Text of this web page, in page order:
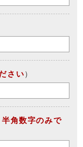
さい）
半角数字のみで